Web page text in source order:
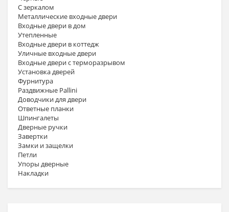
С зеркалом
Металлические входные двери
Входные двери в дом
Утепленные
Входные двери в коттедж
Уличные входные двери
Входные двери с терморазрывом
Установка дверей
Фурнитура
Раздвижные Pallini
Доводчики для двери
Ответные планки
Шпингалеты
Дверные ручки
Завертки
Замки и защелки
Петли
Упоры дверные
Накладки